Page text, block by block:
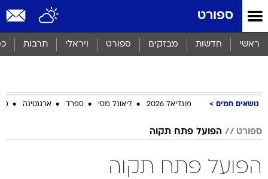
ספורט
ראשי חדשות מבזקים ספורט ויראלי תרבות
נושאים חמים מונדיאל 2026 ליאונל מסי ספרד ארגנטינה
ספורט הפועל פתח תקוה
הפועל פתח תקוה